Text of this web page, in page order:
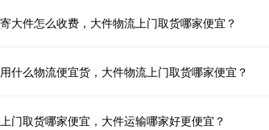
大件怎么收费，大件物流上门取货哪家便宜？
什么物流便宜货，大件物流上门取货哪家便宜？
门取货哪家便宜，大件运输哪家好更便宜？